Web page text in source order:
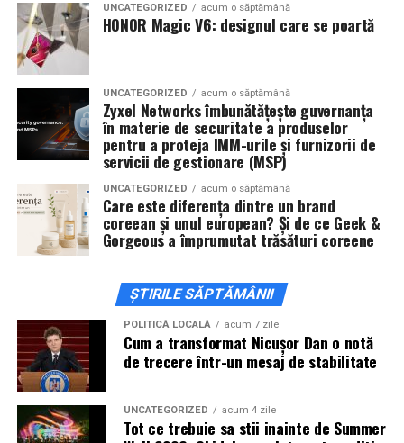
De „Ziua Îndrăgostiților”, pe14 februarie, în Cinema
City Iulius Mall Suceava, de la 18:30, spectatorii sunt
invitați la film alături de regizorul
actoriiSergiu Costache, Vlad si Oana Gherman,
Alexandra Răduță.
Cineplexx Băneasa Shopping City
Bucureștigăzduiește o proiecție specială în prezența
întregii echipe pe15 februarie, de la 17:30.
ÎnCraiova , regizorul Paul Decuși actorii Sergiu
Costache, Azaleea Necula și Oana Gherman vor
Mall pe 16 februarie de la ora 18:00.
ActoriiVlad Gherman, Oana Gherman și Ioana
Ginghinăvin la întâlnirea cu publicul dinCinema City
Vivo! Pitești pe 17 februarie, de la 18:30și vor
participa la o discuție după proiecție, alături de
regizorulPaul Decu.
UNCATEGORIZED acum o săptămână
HONOR Magic V6: designul care se poartă
UNCATEGORIZED acum o săptămână
Zyxel Networks îmbunătățește guvernanța
în materie de securitate a produselor
pentru a proteja IMM-urile și furnizorii de
servicii de gestionare (MSP)
UNCATEGORIZED acum o săptămână
Care este diferența dintre un brand
coreean și unul european? Și de ce Geek &
Gorgeous a împrumutat trăsături coreene
ȘTIRILE SĂPTĂMÂNII
POLITICĂ LOCALĂ acum 7 zile
Cum a transformat Nicușor Dan o notă
de trecere într-un mesaj de stabilitate
UNCATEGORIZED acum 4 zile
Tot ce trebuie sa stii inainte de Summer